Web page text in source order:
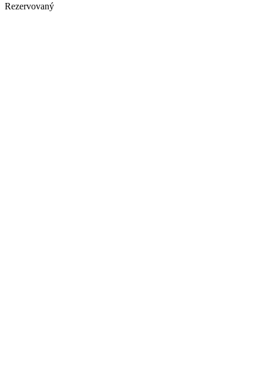
Rezervovaný